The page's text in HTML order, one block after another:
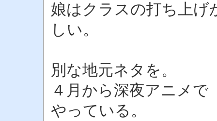
娘はクラスの打ち上げ
しい。
別な地元ネタを。
４月から深夜アニメ
やっている。